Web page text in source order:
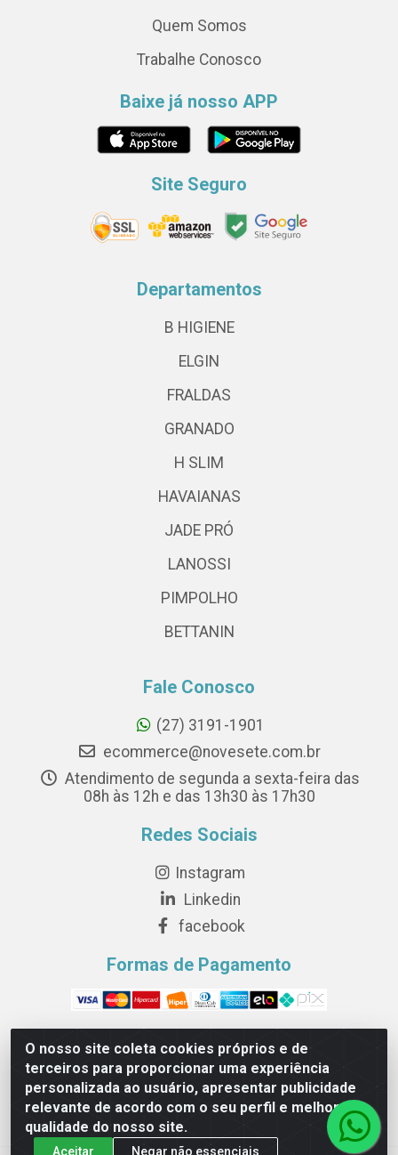
O nosso site coleta cookies próprios e de
terceiros para proporcionar uma experiência
personalizada ao usuário, apresentar publicidade
relevante de acordo com o seu perfil e melhorar a
qualidade do nosso site.
Aceitar Negar não essenciais
Quem Somos
Trabalhe Conosco
Baixe já nosso APP
Site Seguro
Departamentos
B HIGIENE
ELGIN
FRALDAS
GRANADO
H SLIM
HAVAIANAS
JADE PRÓ
LANOSSI
PIMPOLHO
BETTANIN
Fale Conosco
(27) 3191-1901
ecommerce@novesete.com.br
Atendimento de segunda a sexta-feira das
08h às 12h e das 13h30 às 17h30
Redes Sociais
Instagram
Linkedin
facebook
Formas de Pagamento
Novesete Distribuidora LTDA - Avenida Setecentos, S/N,
Terminal Intermodal da Serra, Serra/ES - CEP 29161-
414 - CNPJ 29.479.604/0001-44